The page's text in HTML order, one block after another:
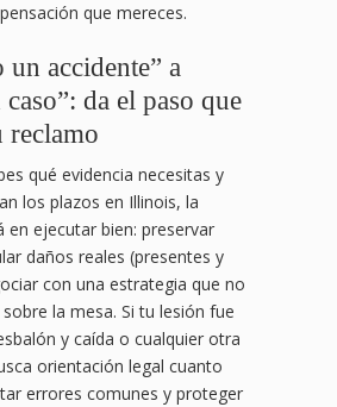
que mereces.
un accidente” a
da el paso que
reclamo
qué evidencia necesitas y
los plazos en Illinois, la
en ejecutar bien: preservar
daños reales (presentes y
con una estrategia que no
la mesa. Si tu lesión fue
y caída o cualquier otra
orientación legal cuanto
errores comunes y proteger